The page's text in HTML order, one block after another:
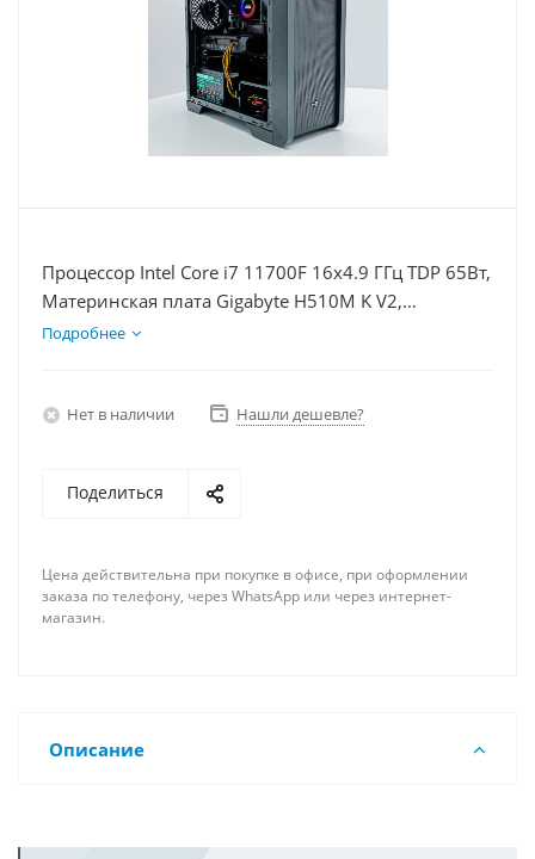
Процессор Intel Core i7 11700F 16x4.9 ГГц TDP 65Вт,
Материнская плата Gigabyte H510M K V2,
Видеокарта RX 6700 10Гб, Память DDR4 32Gb,
Подробнее
Нет в наличии Нашли дешевле?
Поделиться
Цена действительна при покупке в офисе, при оформлении
заказа по телефону, через WhatsApp или через интернет-
магазин.
Описание